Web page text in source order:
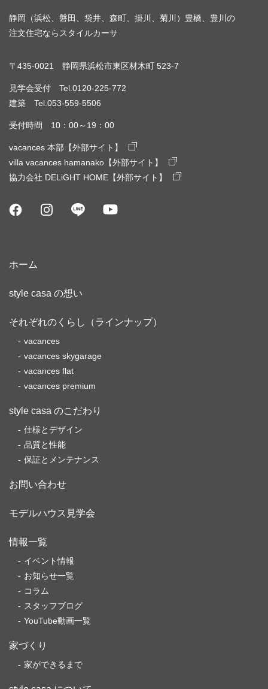
静岡（浜松、磐田、袋井、森町、掛川、菊川）豊橋、豊川の
注文住宅ならスタイルカーサ
〒435-0021 静岡県浜松市東区材木町 523-7
見学会受付 Tel.0120-225-772
建築 Tel.053-559-5506
受付時間 10：00～19：00
vacances 本部【外部サイト】
villa vacances hamanako【外部サイト】
協力会社 DELiGHT HOME【外部サイト】
ホーム
style casa の想い
それぞれのくらし（ラインナップ）
vacances
vacances skygarage
vacances flat
vacances premium
style casa のこだわり
仕様とデザイン
品質と性能
保証とメンテナンス
お問い合わせ
モデルハウス見学会
情報一覧
イベント情報
お知らせ一覧
コラム
スタッフブログ
YouTube動画一覧
家づくり
家ができるまで